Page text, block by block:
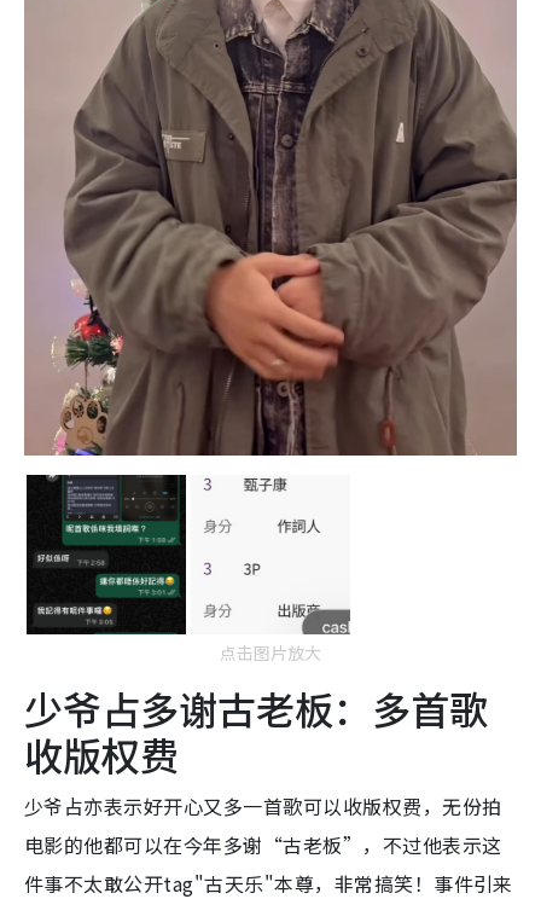
点击图片放大
少爷占多谢古老板：多首歌
收版权费
少爷占亦表示好开心又多一首歌可以收版权费，无份拍
电影的他都可以在今年多谢“古老板”，不过他表示这
件事不太敢公开tag"古天乐"本尊，非常搞笑！事件引来